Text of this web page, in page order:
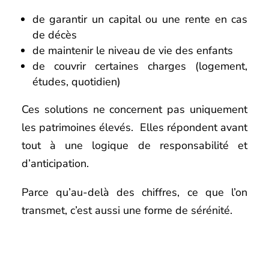
de garantir un capital ou une rente en cas
de décès
de maintenir le niveau de vie des enfants
de couvrir certaines charges (logement,
études, quotidien)
Ces solutions ne concernent pas uniquement
les patrimoines élevés. Elles répondent avant
tout à une logique de responsabilité et
d’anticipation.
Parce qu’au-delà des chiffres, ce que l’on
transmet, c’est aussi une forme de sérénité.